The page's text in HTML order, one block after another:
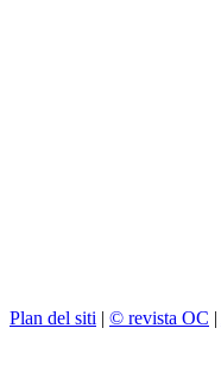
Plan del siti | © revista OC |